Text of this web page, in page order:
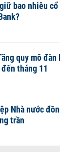
bao nhiêu
quy mô
tháng 11
Nhà nước
trần